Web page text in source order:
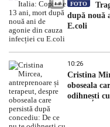
FOTO
după nouă
E.coli
10:26
Cristina
oboseala
odihnești